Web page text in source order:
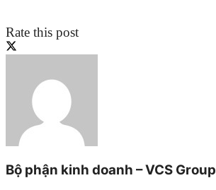
Rate this post
Bộ phận kinh doanh – VCS Group